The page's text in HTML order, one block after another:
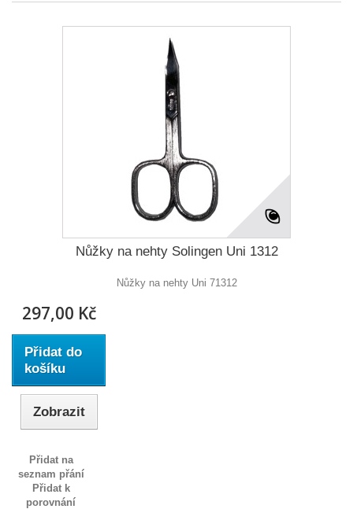
Nůžky na nehty Solingen Uni 1312
Nůžky na nehty Uni 71312
297,00 Kč
Přidat do
košíku
Zobrazit
Přidat na
seznam přání
Přidat k
porovnání